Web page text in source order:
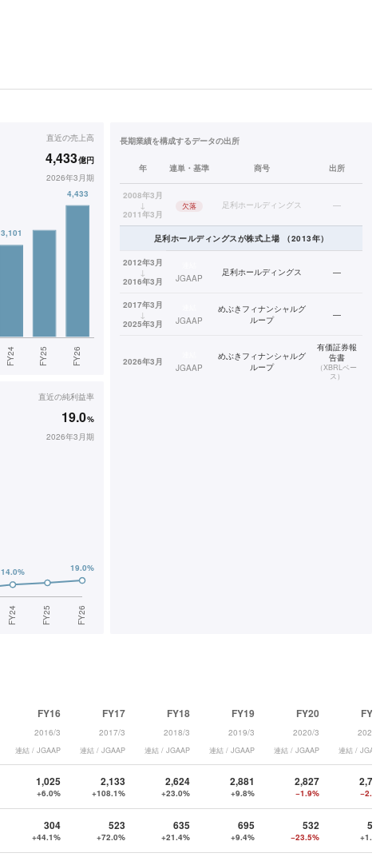
直近の売上高
4,433億円
2026年3月期
直近の純利益率
19.0%
2026年3月期
長期業績を構成するデータの出所
年 連単・基準 商号 出所
2008年3月
↓
2011年3月
欠落 足利ホールディングス —
足利ホールディングスが株式上場 （2013年）
2012年3月
↓
2016年3月
JGAAP
足利ホールディングス —
2017年3月
↓
2025年3月
JGAAP
めぶきフィナンシャルグ
ループ
—
2026年3月
JGAAP
めぶきフィナンシャルグ
ループ
有価証券報
告書
（XBRLベー
ス）
FY16
2016/3
連結 / JGAAP
FY17
2017/3
連結 / JGAAP
FY18
2018/3
連結 / JGAAP
FY19
2019/3
連結 / JGAAP
FY20
2020/3
連結 / JGAAP
FY21
2021/3
連結 / JGAAP
1,025
+6.0%
2,133
+108.1%
2,624
+23.0%
2,881
+9.8%
2,827
−1.9%
2,747
−2.8%
304
+44.1%
523
+72.0%
635
+21.4%
695
+9.4%
532
−23.5%
541
+1.7%